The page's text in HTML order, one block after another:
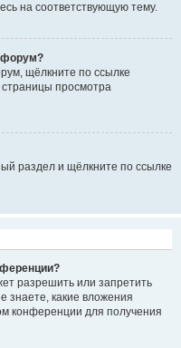
на соответствующую тему.
форум?
щёлкните по ссылке
просмотра
раздел и щёлкните по ссылке
разрешить или запретить
знаете, какие вложения
конференции для получения